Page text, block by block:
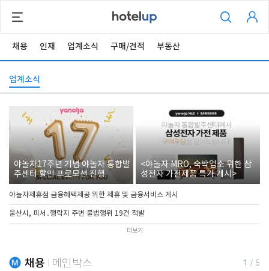
채용 인재 업계소식 구매/견적 부동산
업계소식
야놀자17주년 기념 야놀자 통합발
주센터 할인 프로모션 진행
<야놀자 MRO, 숙박업소 위한 삼
성전자 가전제품 특가 개시>
야놀자제휴점 금융혜택제공 위한 제휴 및 금융서비스 게시
울산시, 피서․행락지 주변 불법행위 19건 적발
더보기
채용 메인박스 1 / 5